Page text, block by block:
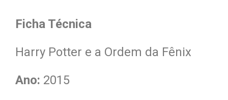
Ficha Técnica
Harry Potter e a Ordem da Fênix
Ano: 2015